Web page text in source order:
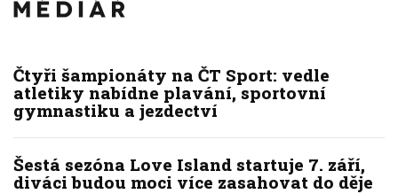
Čtyři šampionáty na ČT Sport: vedle
atletiky nabídne plavání, sportovní
gymnastiku a jezdectví
Šestá sezóna Love Island startuje 7. září,
diváci budou moci více zasahovat do děje